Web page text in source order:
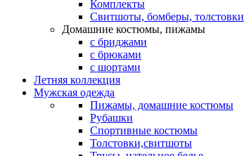
Комплекты
Свитшоты, бомберы, толстовки
Домашние костюмы, пижамы
с бриджами
с брюками
с шортами
Летняя коллекция
Мужская одежда
Пижамы, домашние костюмы
Рубашки
Спортивные костюмы
Толстовки,свитшоты